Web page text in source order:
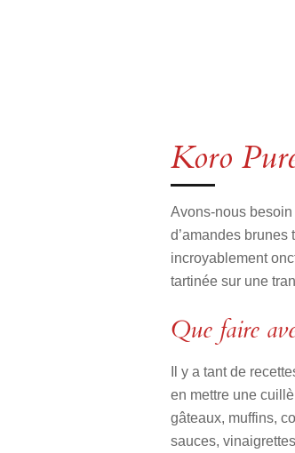
Koro
Avons-nous besoin
d’amandes
incroyablement
tartinée sur une
Que faire
Il y a tant de
en mettre une
gâteaux, muffins,
sauces,